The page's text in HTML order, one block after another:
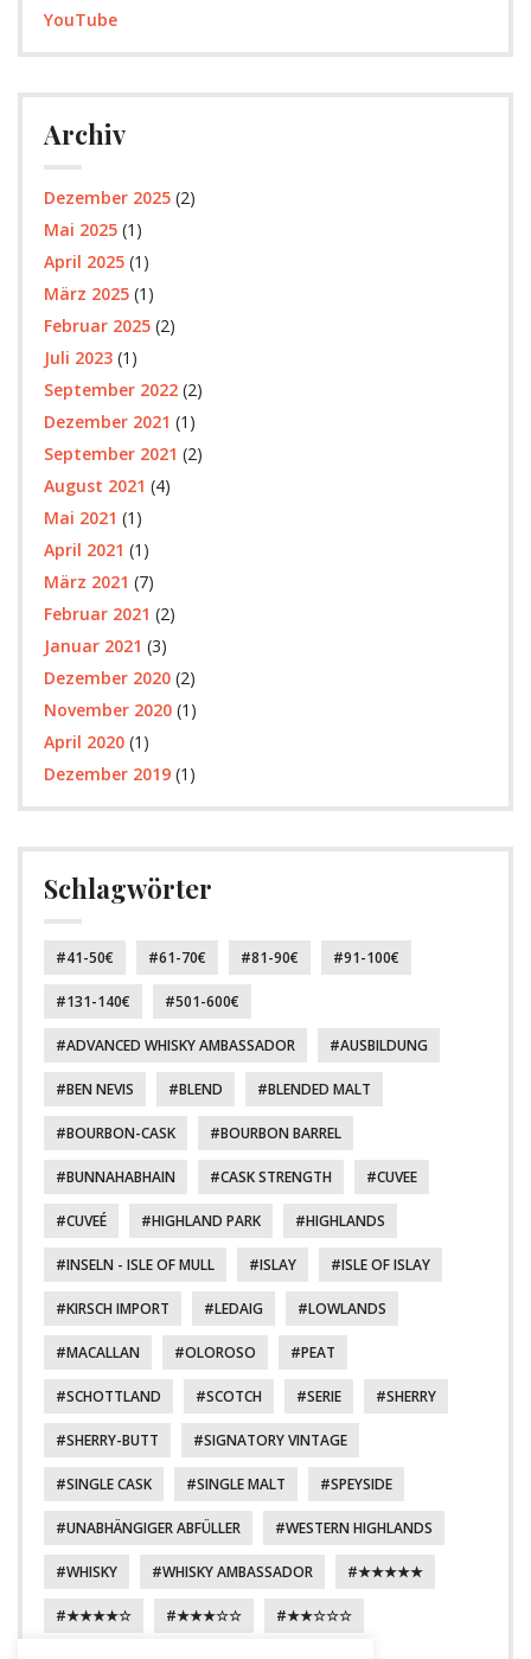
YouTube
Archiv
Dezember 2025(2)
Mai 2025(1)
April 2025(1)
März 2025(1)
Februar 2025(2)
Juli 2023(1)
September 2022(2)
Dezember 2021 (1)
September 2021 (2)
August 2021 (4)
Mai 2021 (1)
April 2021 (1)
März 2021 (7)
Februar 2021 (2)
Januar 2021 (3)
Dezember 2020(2)
November 2020(1)
April 2020(1)
Dezember 2019(1)
Schlagwörter
41-50€ 61-70€ 81-90€ 91-100€
131-140€ 501-600€
ADVANCED WHISKY AMBASSADOR AUSBILDUNG
BEN NEVIS BLEND BLENDED MALT
BOURBON-CASK BOURBON BARREL
BUNNAHABHAIN CASK STRENGTH CUVEE
CUVEÉ HIGHLAND PARK HIGHLANDS
INSELN - ISLE OF MULL ISLAY ISLE OF ISLAY
KIRSCH IMPORT LEDAIG LOWLANDS
MACALLAN OLOROSO PEAT
SCHOTTLAND SCOTCH SERIE SHERRY
SHERRY-BUTT SIGNATORY VINTAGE
SINGLE CASK SINGLE MALT SPEYSIDE
UNABHÄNGIGER ABFÜLLER WESTERN HIGHLANDS
WHISKY WHISKY AMBASSADOR ★★★★★
★★★★☆ ★★★☆☆ ★★☆☆☆